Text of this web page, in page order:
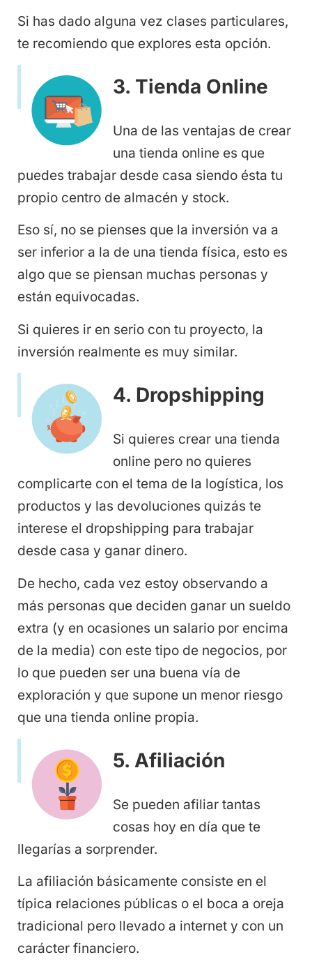
Si has dado alguna vez clases particulares,
te recomiendo que explores esta opción.
3. Tienda Online
Una de las ventajas de crear
una tienda online es que
puedes trabajar desde casa siendo ésta tu
propio centro de almacén y stock.
Eso sí, no se pienses que la inversión va a
ser inferior a la de una tienda física, esto es
algo que se piensan muchas personas y
están equivocadas.
Si quieres ir en serio con tu proyecto, la
inversión realmente es muy similar.
4. Dropshipping
Si quieres crear una tienda
online pero no quieres
complicarte con el tema de la logística, los
productos y las devoluciones quizás te
interese el dropshipping para trabajar
desde casa y ganar dinero.
De hecho, cada vez estoy observando a
más personas que deciden ganar un sueldo
extra (y en ocasiones un salario por encima
de la media) con este tipo de negocios, por
lo que pueden ser una buena vía de
exploración y que supone un menor riesgo
que una tienda online propia.
5. Afiliación
Se pueden afiliar tantas
cosas hoy en día que te
llegarías a sorprender.
La afiliación básicamente consiste en el
típica relaciones públicas o el boca a oreja
tradicional pero llevado a internet y con un
carácter financiero.